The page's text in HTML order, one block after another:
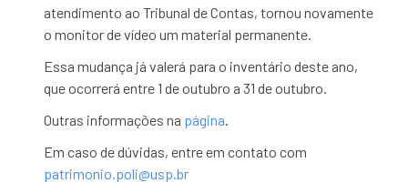
atendimento ao Tribunal de Contas, tornou novamente
o monitor de vídeo um material permanente.
Essa mudança já valerá para o inventário deste ano,
que ocorrerá entre 1 de outubro a 31 de outubro.
Outras informações na página.
Em caso de dúvidas, entre em contato com
patrimonio.poli@usp.br